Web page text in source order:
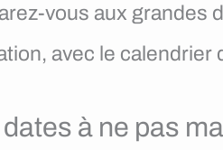
vous aux grandes
avec le calendrier
à ne pas